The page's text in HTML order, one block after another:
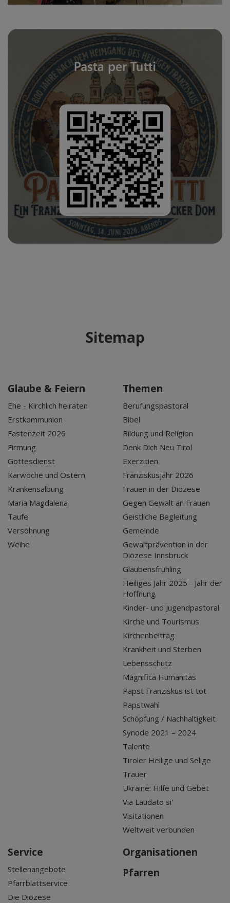
Sitemap
Glaube & Feiern
Ehe - Kirchlich heiraten
Erstkommunion
Fastenzeit 2026
Firmung
Gottesdienst
Karwoche und Ostern
Krankensalbung
Maria Magdalena
Taufe
Versöhnung
Weihe
Themen
Berufungspastoral
Bibel
Bildung und Religion
Denk Dich Neu Tirol
Exerzitien
Franziskusjahr 2026
Frauen in der Diözese
Gegen Gewalt an Frauen
Geistliche Begleitung
Gemeinde
Gewaltprävention in der
Diözese Innsbruck
Glaubensfrühling
Heiliges Jahr 2025 - Jahr der
Hoffnung
Kinder- und Jugendpastoral
Kirche und Tourismus
Kirchenbeitrag
Krankheit und Sterben
Lebensschutz
Magnifica Humanitas
Papst Franziskus ist tot
Papstwahl
Schöpfung / Nachhaltigkeit
Synode 2021 – 2024
Talente
Tiroler Heilige und Selige
Trauer
Ukraine: Hilfe und Gebet
Via Laudato si'
Visitationen
Weltweit verbunden
Service
Stellenangebote
Pfarrblattservice
Die Diözese
Organisationen
Pfarren